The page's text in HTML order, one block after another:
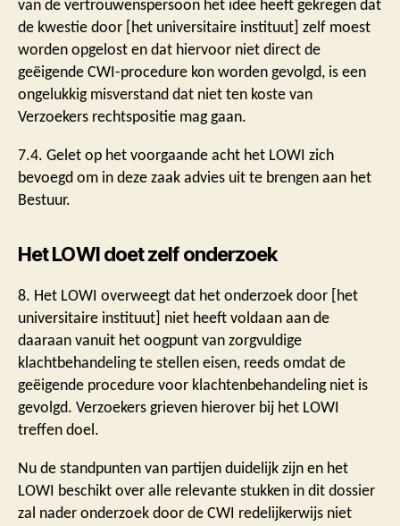
van de vertrouwenspersoon het idee heeft gekregen dat
de kwestie door [het universitaire instituut] zelf moest
worden opgelost en dat hiervoor niet direct de
geëigende CWI-procedure kon worden gevolgd, is een
ongelukkig misverstand dat niet ten koste van
Verzoekers rechtspositie mag gaan.
7.4. Gelet op het voorgaande acht het LOWI zich
bevoegd om in deze zaak advies uit te brengen aan het
Bestuur.
Het LOWI doet zelf onderzoek
8. Het LOWI overweegt dat het onderzoek door [het
universitaire instituut] niet heeft voldaan aan de
daaraan vanuit het oogpunt van zorgvuldige
klachtbehandeling te stellen eisen, reeds omdat de
geëigende procedure voor klachtenbehandeling niet is
gevolgd. Verzoekers grieven hierover bij het LOWI
treffen doel.
Nu de standpunten van partijen duidelijk zijn en het
LOWI beschikt over alle relevante stukken in dit dossier
zal nader onderzoek door de CWI redelijkerwijs niet